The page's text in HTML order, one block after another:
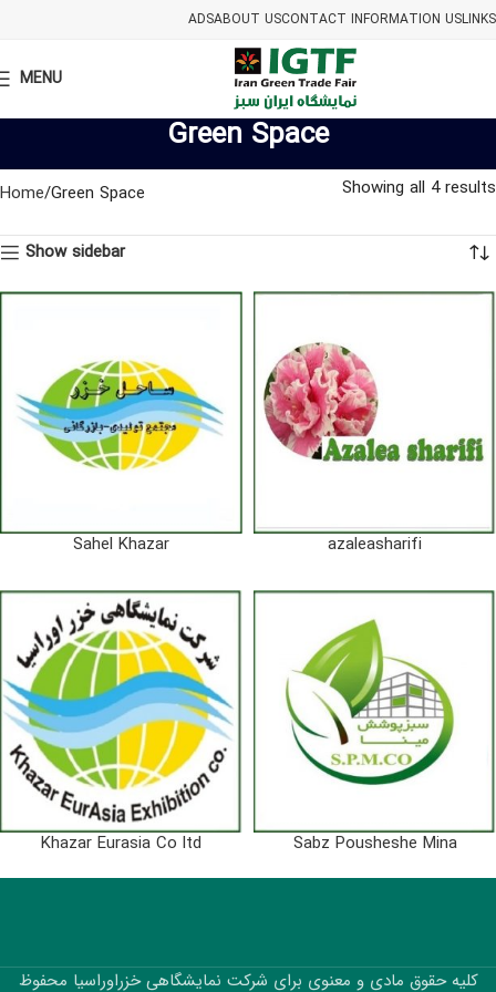
ADSABOUT USCONTACT INFORMATION USLINKS
MENU
Green Space
Home Green Space Showing all 4 results
Show sidebar
Sahel Khazar azaleasharifi
Khazar Eurasia Co ltd Sabz Pousheshe Mina
کلیه حقوق مادی و معنوی برای شرکت نمایشگاهی خزراوراسیا محفوظ